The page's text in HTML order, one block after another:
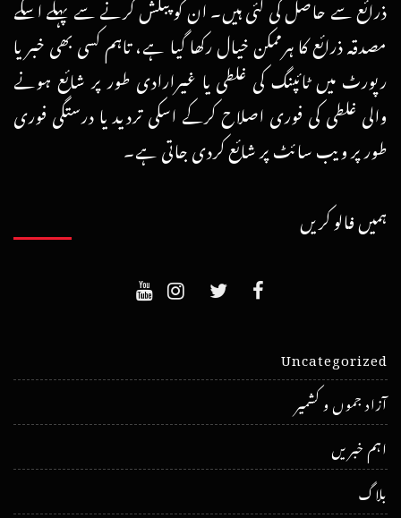
ذرائع سے حاصل کی گئی ہیں۔ ان کو پبلش کرنے سے پہلے اسکے
مصدقہ ذرائع کا ہرممکن خیال رکھا گیا ہے، تاہم کسی بھی خبر یا
رپورٹ میں ٹائپنگ کی غلطی یا غیرارادی طور پر شائع ہونے
والی غلطی کی فوری اصلاح کرکے اسکی تردید یا درستگی فوری
طور پر ویب سائٹ پر شائع کردی جاتی ہے۔
ہمیں فالو کریں
Uncategorized
آزاد جموں و کشمیر
اہم خبریں
بلاگ